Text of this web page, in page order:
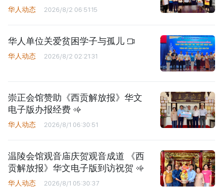
华人动态 2026/8/2 06:51:15
华人单位关爱贫困学子与孤儿
华人动态 2026/8/2 02:21:31
崇正会馆赞助《西贡解放报》华文
电子版办报经费
华人动态 2026/8/1 06:30:51
温陵会馆观音庙庆贺观音成道 《西
贡解放报》华文电子版到访祝贺
华人动态 2026/8/1 05:30:37